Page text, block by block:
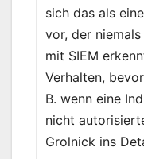
sich das als
vor, der
mit SIEM
Verhalten,
B. wenn eine
nicht
Grolnick ins